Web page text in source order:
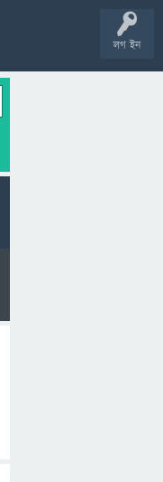
লগ ইন